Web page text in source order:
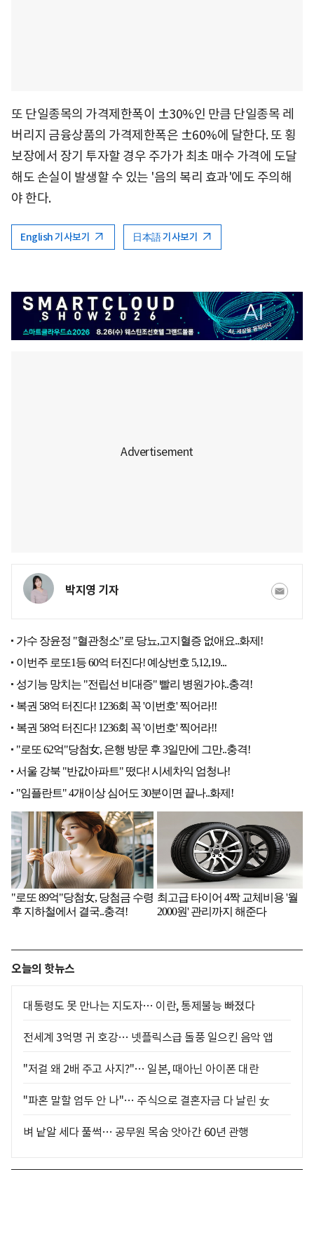
또 단일종목의 가격제한폭이 ±30%인 만큼 단일종목 레
버리지 금융상품의 가격제한폭은 ±60%에 달한다. 또 횡
보장에서 장기 투자할 경우 주가가 최초 매수 가격에 도달
해도 손실이 발생할 수 있는 '음의 복리 효과'에도 주의해
야 한다.
English 기사보기 日本語 기사보기
박지영 기자
오늘의 핫뉴스
대통령도 못 만나는 지도자… 이란, 통제불능 빠졌다
전세계 3억명 귀 호강… 넷플릭스급 돌풍 일으킨 음악 앱
"저걸 왜 2배 주고 사지?"… 일본, 때아닌 아이폰 대란
"파혼 말할 엄두 안 나"… 주식으로 결혼자금 다 날린 女
벼 낱알 세다 풀썩… 공무원 목숨 앗아간 60년 관행